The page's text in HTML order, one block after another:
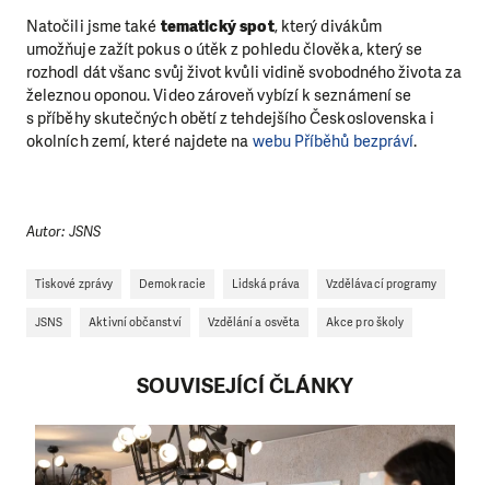
Natočili jsme také tematický spot, který divákům
umožňuje zažít pokus o útěk z pohledu člověka, který se
rozhodl dát všanc svůj život kvůli vidině svobodného života za
železnou oponou. Video zároveň vybízí k seznámení se
s příběhy skutečných obětí z tehdejšího Československa i
okolních zemí, které najdete na webu Příběhů bezpráví.
Autor: JSNS
Tiskové zprávy Demokracie Lidská práva Vzdělávací programy
JSNS Aktivní občanství Vzdělání a osvěta Akce pro školy
SOUVISEJÍCÍ ČLÁNKY